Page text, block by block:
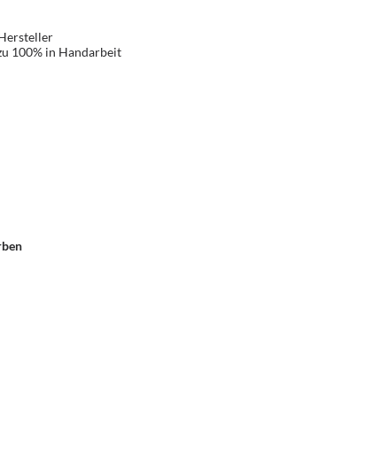
100% in Handarbeit